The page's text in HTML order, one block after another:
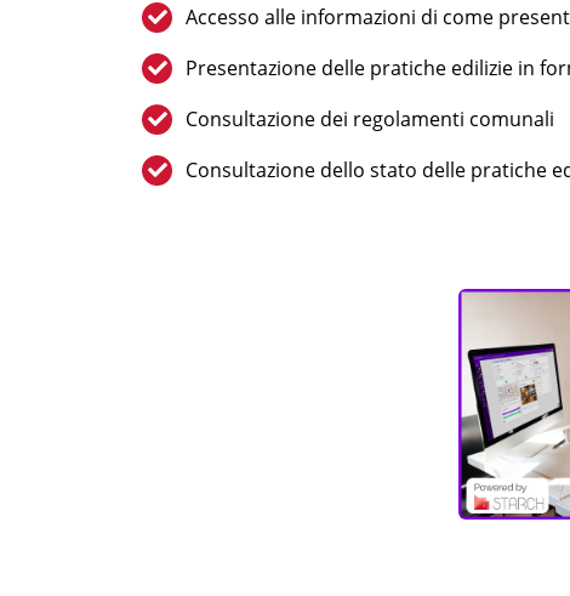
Accesso alle informazioni di come
Presentazione delle pratiche edilizie in
Consultazione dei regolamenti comunali
Consultazione dello stato delle pratiche